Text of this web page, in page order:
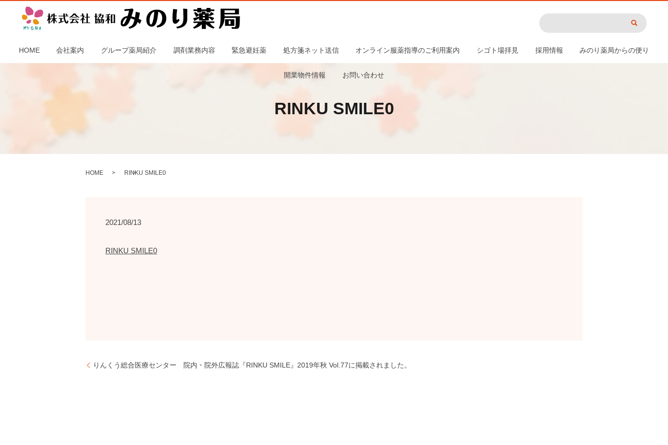
HOME 会社案内 グループ薬局紹介 調剤業務内容 緊急避妊薬 処方箋ネット送信 オンライン服薬指導のご利用案内 シゴト場拝見 採用情報 みのり薬局からの便り
開業物件情報 お問い合わせ
RINKU SMILE0
HOME RINKU SMILE0
2021/08/13
RINKU SMILE0
りんくう総合医療センター 院内・院外広報誌『RINKU SMILE』2019年秋 Vol.77に掲載されました。